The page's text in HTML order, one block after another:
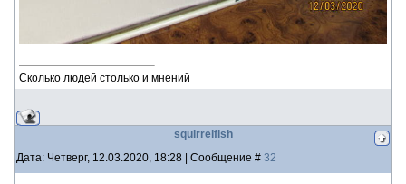
Сколько людей столько и мнений
squirrelfish
Дата: Четверг, 12.03.2020, 18:28 | Сообщение # 32